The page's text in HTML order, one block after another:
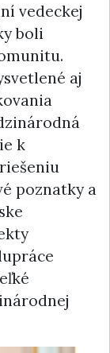
vedeckej
boli
aj
k
poznatky a